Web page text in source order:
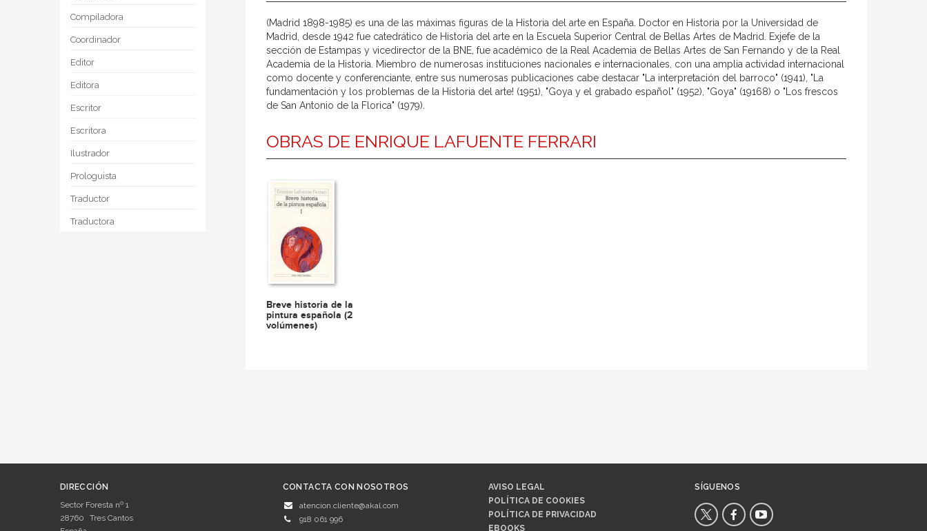
Compiladora
Coordinador
Editor
Editora
Escritor
Escritora
Ilustrador
Prologuista
Traductor
Traductora
(Madrid 1898-1985) es una de las máximas figuras de la Historia del arte en España. Doctor en Historia por la Universidad de
Madrid, desde 1942 fue catedrático de Historia del arte en la Escuela Superior Central de Bellas Artes de Madrid. Exjefe de la
sección de Estampas y vicedirector de la BNE, fue académico de la Real Academia de Bellas Artes de San Fernando y de la Real
Academia de la Historia. Miembro de numerosas instituciones nacionales e internacionales, con una amplia actividad internacional
como docente y conferenciante, entre sus numerosas publicaciones cabe destacar "La interpretación del barroco" (1941), "La
fundamentación y los problemas de la Historia del arte! (1951), "Goya y el grabado español" (1952), "Goya" (19168) o "Los frescos
de San Antonio de la Florica" (1979).
OBRAS DE ENRIQUE LAFUENTE FERRARI
Breve historia de la
pintura española (2
volúmenes)
DIRECCIÓN
Sector Foresta nº 1
28760
Tres Cantos
CONTACTA CON NOSOTROS
atencion.cliente@akal.com
918 061 996
AVISO LEGAL
POLÍTICA DE COOKIES
POLÍTICA DE PRIVACIDAD
EBOOKS
SÍGUENOS